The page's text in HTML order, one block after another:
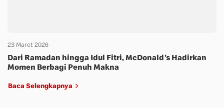
23 Maret 2026
Dari Ramadan hingga Idul Fitri, McDonald's Hadirkan
Momen Berbagi Penuh Makna
Baca Selengkapnya